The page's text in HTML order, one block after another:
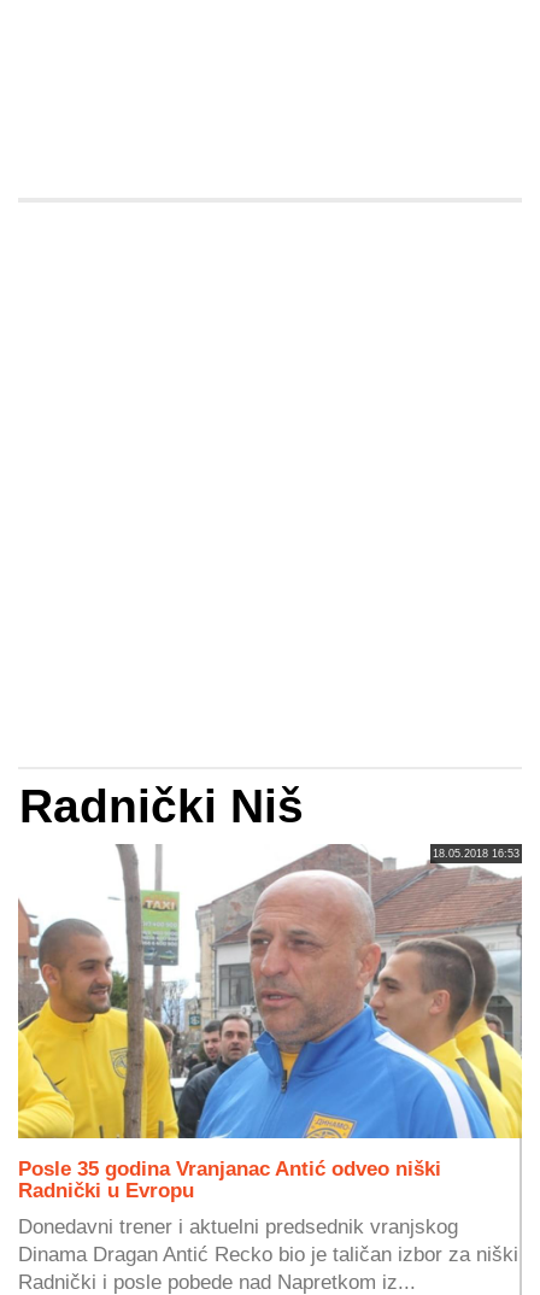
Radnički Niš
18.05.2018 16:53
Posle 35 godina Vranjanac Antić odveo niški
Radnički u Evropu
Donedavni trener i aktuelni predsednik vranjskog
Dinama Dragan Antić Recko bio je taličan izbor za niški
Radnički i posle pobede nad Napretkom iz...